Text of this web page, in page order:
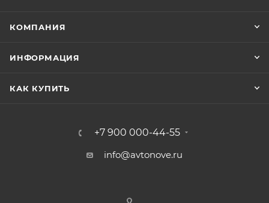
КОМПАНИЯ
ИНФОРМАЦИЯ
КАК КУПИТЬ
+7 900 000-44-55
info@avtonove.ru